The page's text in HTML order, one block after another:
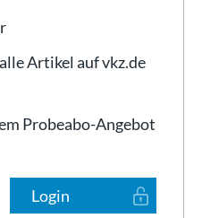
Artikel auf vkz.de
Probeabo-Angebot
Login